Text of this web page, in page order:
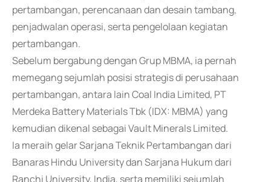
pertambangan, perencanaan dan desain tambang,
penjadwalan operasi, serta pengelolaan kegiatan
pertambangan.
Sebelum bergabung dengan Grup MBMA, ia pernah
memegang sejumlah posisi strategis di perusahaan
pertambangan, antara lain Coal India Limited, PT
Merdeka Battery Materials Tbk (IDX: MBMA) yang
kemudian dikenal sebagai Vault Minerals Limited.
Ia meraih gelar Sarjana Teknik Pertambangan dari
Banaras Hindu University dan Sarjana Hukum dari
Ranchi University, India, serta memiliki sejumlah